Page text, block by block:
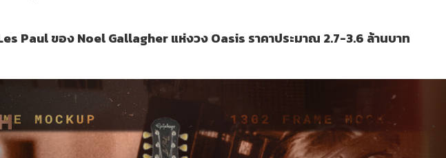
Paul ของ Noel Gallagher แห่งวง Oasis ราคาประมาณ 2.7-3.6 ล้านบาท